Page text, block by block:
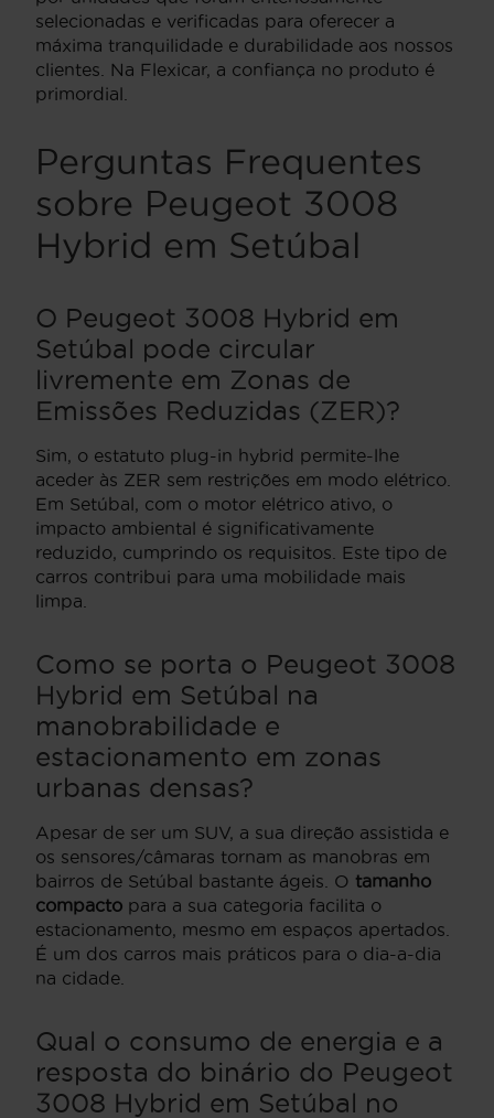
selecionadas e verificadas para oferecer a
máxima tranquilidade e durabilidade aos nossos
clientes. Na Flexicar, a confiança no produto é
primordial.
Perguntas Frequentes
sobre Peugeot 3008
Hybrid em Setúbal
O Peugeot 3008 Hybrid em
Setúbal pode circular
livremente em Zonas de
Emissões Reduzidas (ZER)?
Sim, o estatuto plug-in hybrid permite-lhe
aceder às ZER sem restrições em modo elétrico.
Em Setúbal, com o motor elétrico ativo, o
impacto ambiental é significativamente
reduzido, cumprindo os requisitos. Este tipo de
carros contribui para uma mobilidade mais
limpa.
Como se porta o Peugeot 3008
Hybrid em Setúbal na
manobrabilidade e
estacionamento em zonas
urbanas densas?
Apesar de ser um SUV, a sua direção assistida e
os sensores/câmaras tornam as manobras em
bairros de Setúbal bastante ágeis. O tamanho
compacto para a sua categoria facilita o
estacionamento, mesmo em espaços apertados.
É um dos carros mais práticos para o dia-a-dia
na cidade.
Qual o consumo de energia e a
resposta do binário do Peugeot
3008 Hybrid em Setúbal no